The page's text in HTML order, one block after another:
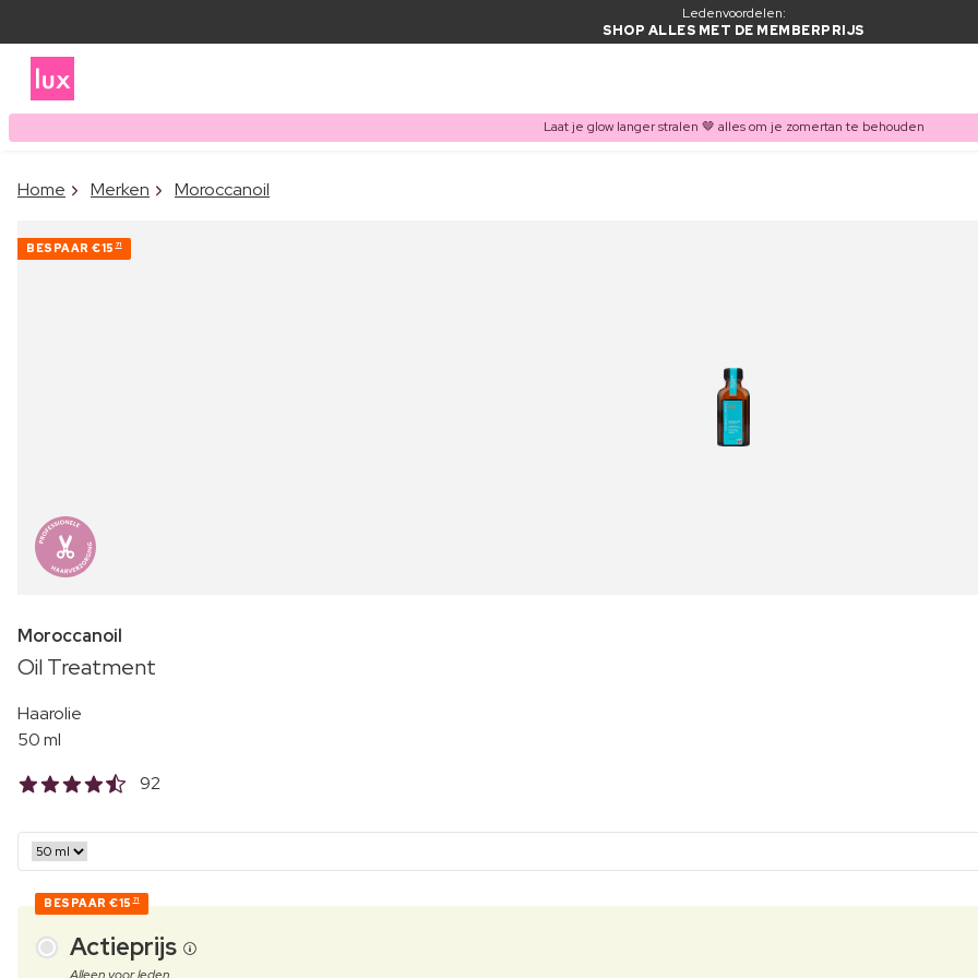
Ledenvoordelen:
SHOP ALLES MET DE MEMBERPRIJS
Laat je glow langer stralen 🤎 alles om je zomertan te behouden
Home Merken Moroccanoil
BESPAAR €15 71
Moroccanoil
Oil Treatment
Haarolie
50 ml
92
BESPAAR €15 71
Actieprijs
Alleen voor leden